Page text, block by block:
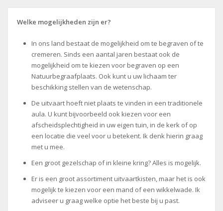
Welke mogelijkheden zijn er?
In ons land bestaat de mogelijkheid om te begraven of te
cremeren. Sinds een aantal jaren bestaat ook de
mogelijkheid om te kiezen voor begraven op een
Natuurbegraafplaats. Ook kunt u uw lichaam ter
beschikking stellen van de wetenschap.
De uitvaart hoeft niet plaats te vinden in een traditionele
aula. U kunt bijvoorbeeld ook kiezen voor een
afscheidsplechtigheid in uw eigen tuin, in de kerk of op
een locatie die veel voor u betekent. Ik denk hierin graag
met u mee.
Een groot gezelschap of in kleine kring? Alles is mogelijk.
Er is een groot assortiment uitvaartkisten, maar het is ook
mogelijk te kiezen voor een mand of een wikkelwade. Ik
adviseer u graag welke optie het beste bij u past.